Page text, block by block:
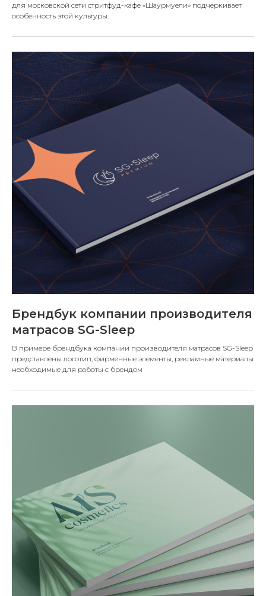
для московской сети стритфуд-кафе «Шаурмуели» подчеркивает
особенность этой культуры.
Брендбук компании производителя
матрасов SG-Sleep
В примере брендбука компании производителя матрасов SG-Sleep
представлены логотип, фирменные элементы, рекламные материалы
необходимые для работы с брендом